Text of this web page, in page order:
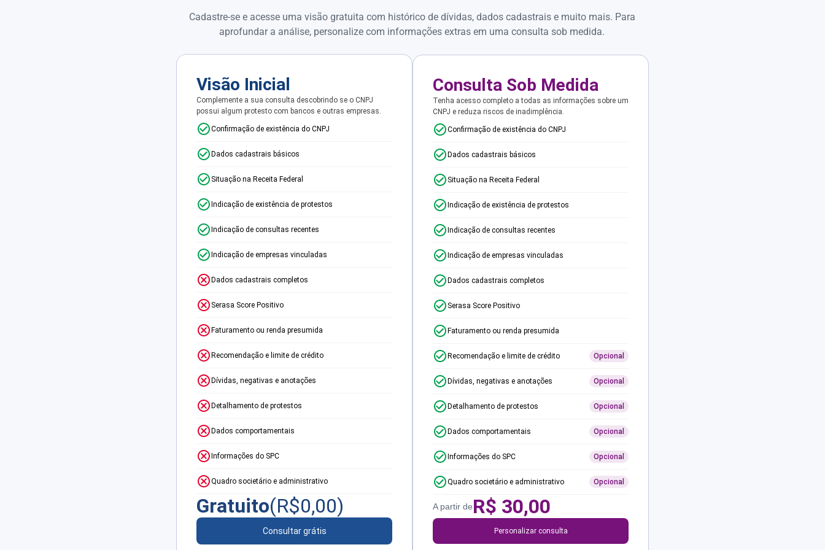
Cadastre-se e acesse uma visão gratuita com histórico de dívidas, dados cadastrais e muito mais. Para
aprofundar a análise, personalize com informações extras em uma consulta sob medida.
Visão Inicial
Complemente a sua consulta descobrindo se o CNPJ
possui algum protesto com bancos e outras empresas.
Confirmação de existência do CNPJ
Dados cadastrais básicos
Situação na Receita Federal
Indicação de existência de protestos
Indicação de consultas recentes
Indicação de empresas vinculadas
Dados cadastrais completos
Serasa Score Positivo
Faturamento ou renda presumida
Recomendação e limite de crédito
Dívidas, negativas e anotações
Detalhamento de protestos
Dados comportamentais
Informações do SPC
Quadro societário e administrativo
Gratuito(R$0,00)
Consultar grátis
Consulta Sob Medida
Tenha acesso completo a todas as informações sobre um
CNPJ e reduza riscos de inadimplência.
Confirmação de existência do CNPJ
Dados cadastrais básicos
Situação na Receita Federal
Indicação de existência de protestos
Indicação de consultas recentes
Indicação de empresas vinculadas
Dados cadastrais completos
Serasa Score Positivo
Faturamento ou renda presumida
Recomendação e limite de crédito Opcional
Dívidas, negativas e anotações Opcional
Detalhamento de protestos Opcional
Dados comportamentais Opcional
Informações do SPC Opcional
Quadro societário e administrativo Opcional
A partir deR$ 30,00
Personalizar consulta